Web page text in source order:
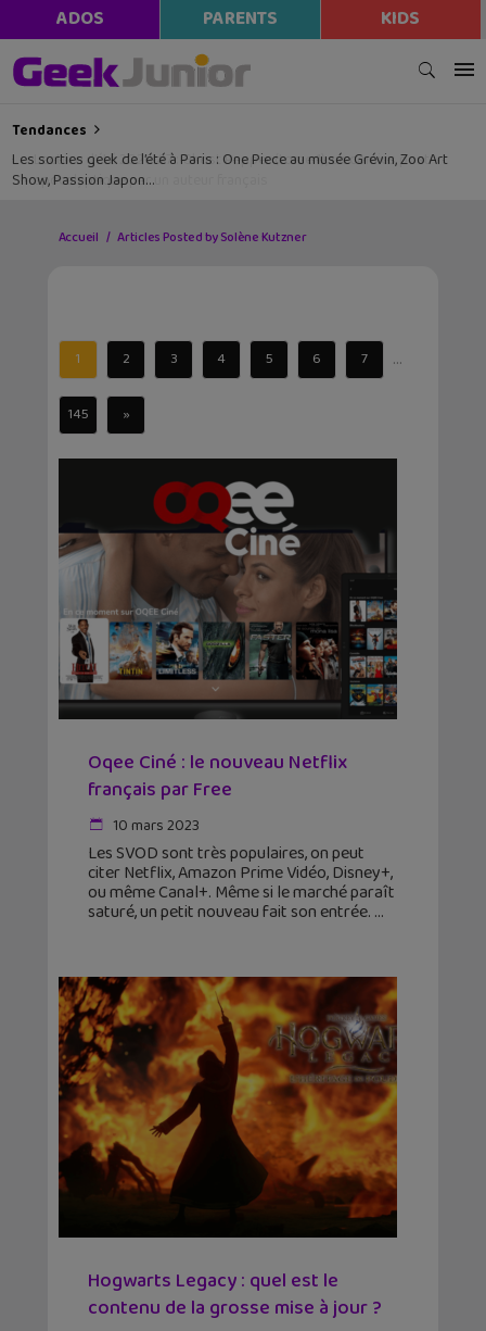
ADOS PARENTS KIDS
Tendances
Les sorties geek de l’été à Paris : One Piece au musée Grévin, Zoo Art
Show, Passion Japon…
Accueil Articles Posted by Solène Kutzner
1 2 3 4 5 6 7 ...
145 »
Oqee Ciné : le nouveau Netflix
français par Free
10 mars 2023
Les SVOD sont très populaires, on peut
citer Netflix, Amazon Prime Vidéo, Disney+,
ou même Canal+. Même si le marché paraît
saturé, un petit nouveau fait son entrée.
Hogwarts Legacy : quel est le
contenu de la grosse mise à jour ?